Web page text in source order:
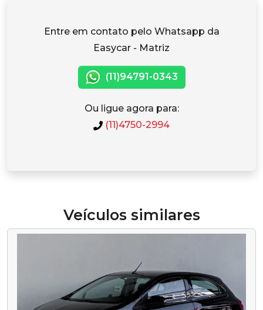
Entre em contato pelo Whatsapp da
Easycar - Matriz
(11)94791-0343
Ou ligue agora para:
(11)4750-2994
Veículos similares